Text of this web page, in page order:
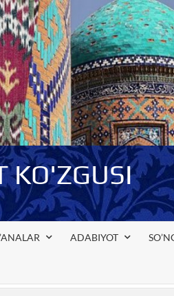
KO'ZGUSI
ADABIYOT